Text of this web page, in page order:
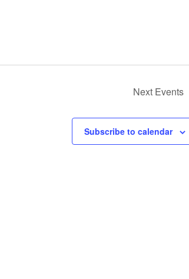
Next Events
Subscribe to calendar